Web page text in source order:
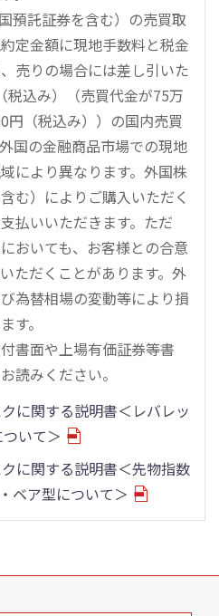
預託証券を含む）の売買取
定金額に現地手数料と税金
売りの場合には差し引いた
税込み）（売買代金が75万
円（税込み））の国内売買
国の金融商品市場での現地
により異なります。外国株
む）によりご購入いただく
払いいただきます。ただ
おいても、お客様との合意
ただくことがあります。外
為替相場の変動等により損
す。
書面や上場有価証券等書
読みください。
に関する説明書＜レバレッ
いて＞
に関する説明書＜先物指数
ベア型について＞